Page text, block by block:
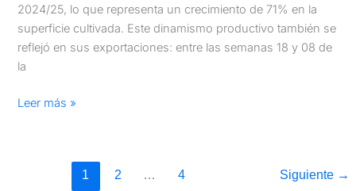
2024/25, lo que representa un crecimiento de 71% en la
superficie cultivada. Este dinamismo productivo también se
reflejó en sus exportaciones: entre las semanas 18 y 08 de
la
Leer más »
1 2 … 4 Siguiente →